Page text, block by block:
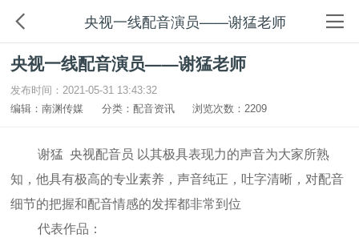
央视一线配音演员——谢猛老师
央视一线配音演员——谢猛老师
发布时间：2021-05-31 13:43:32
编辑：南渊传媒 分类：配音资讯 浏览次数：2209
谢猛 央视配音员 以其极具表现力的声音为大家所熟
知，他具有极高的专业素养，声音纯正，吐字清晰，对配音
细节的把握和配音情感的发挥都非常到位
代表作品：